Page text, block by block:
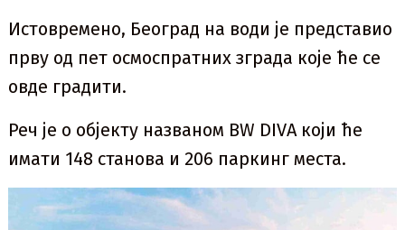
Истовремено, Београд на води је представио
прву од пет осмоспратних зграда које ће се
овде градити.
Реч је о објекту названом BW DIVA који ће
имати 148 станова и 206 паркинг места.